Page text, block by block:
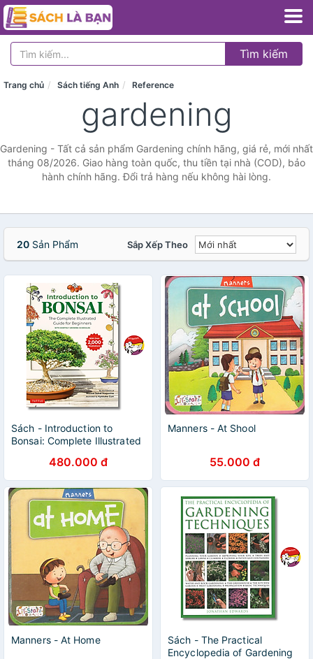
Tìm kiếm
Trang chủ Sách tiếng Anh Reference
gardening
Gardening - Tất cả sản phẩm Gardening chính hãng, giá rẻ, mới nhất
tháng 08/2026. Giao hàng toàn quốc, thu tiền tại nhà (COD), bảo
hành chính hãng. Đổi trả hàng nếu không hài lòng.
20 Sản Phẩm Sắp Xếp Theo
Sách - Introduction to
Bonsai: Complete Illustrated
văn Nhập khẩu
480.000 đ
Manners - At Shool
55.000 đ
Manners - At Home
Sách - The Practical
Encyclopedia of Gardening